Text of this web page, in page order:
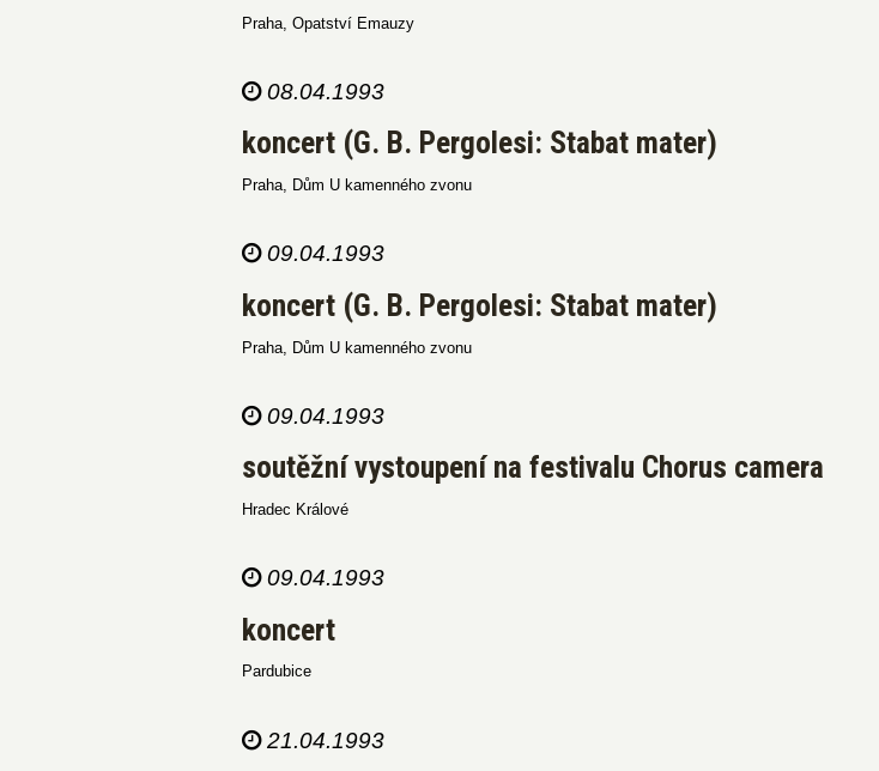
Praha, Opatství Emauzy
08.04.1993
koncert (G. B. Pergolesi: Stabat mater)
Praha, Dům U kamenného zvonu
09.04.1993
koncert (G. B. Pergolesi: Stabat mater)
Praha, Dům U kamenného zvonu
09.04.1993
soutěžní vystoupení na festivalu Chorus camera
Hradec Králové
09.04.1993
koncert
Pardubice
21.04.1993